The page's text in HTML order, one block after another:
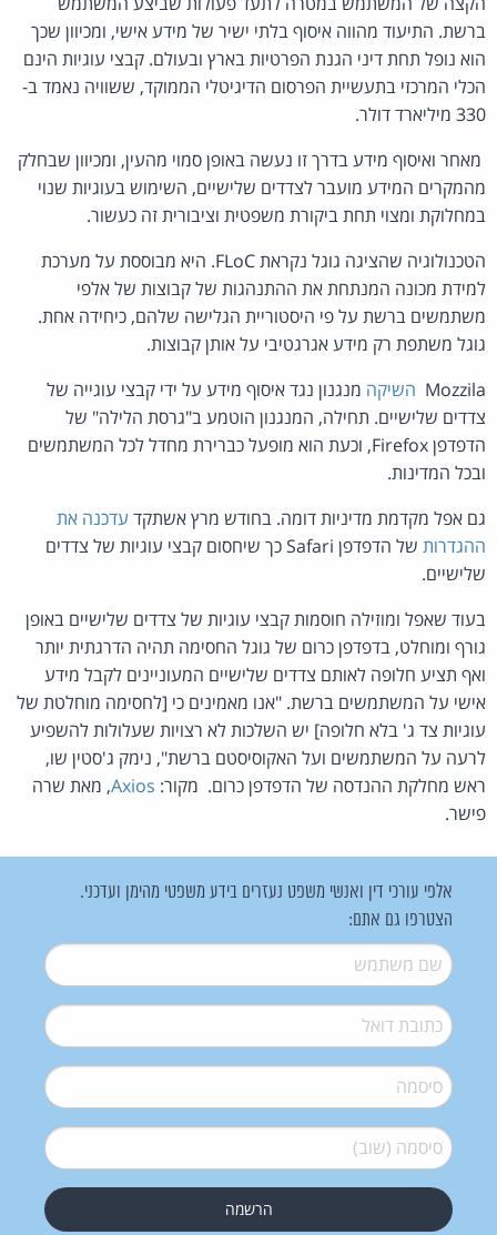
ברשת. התיעוד מהווה איסוף בלתי ישיר של מידע אישי, ומכיוון שכך
הוא נופל תחת דיני הגנת הפרטיות בארץ ובעולם. קבצי עוגיות הינם
הכלי המרכזי בתעשיית הפרסום הדיגיטלי הממוקד, ששוויה נאמד ב-
330 מיליארד דולר.
מאחר ואיסוף מידע בדרך זו נעשה באופן סמוי מהעין, ומכיוון שבחלק
מהמקרים המידע מועבר לצדדים שלישיים, השימוש בעוגיות שנוי
במחלוקת ומצוי תחת ביקורת משפטית וציבורית זה כעשור.
הטכנולוגיה שהציגה גוגל נקראת FLoC. היא מבוססת על מערכת
למידת מכונה המנתחת את ההתנהגות של קבוצות של אלפי
משתמשים ברשת על פי היסטוריית הגלישה שלהם, כיחידה אחת.
גוגל משתפת רק מידע אגרגטיבי על אותן קבוצות.
Mozzila השיקה מנגנון נגד איסוף מידע על ידי קבצי עוגייה של
צדדים שלישיים. תחילה, המנגנון הוטמע ב"גרסת הלילה" של
הדפדפן Firefox, וכעת הוא מופעל כברירת מחדל לכל המשתמשים
ובכל המדינות.
גם אפל מקדמת מדיניות דומה. בחודש מרץ אשתקד עדכנה את
ההגדרות
של הדפדפן Safari כך שיחסום קבצי עוגיות של צדדים
שלישיים.
בעוד שאפל ומוזילה חוסמות קבצי עוגיות של צדדים שלישיים באופן
גורף ומוחלט, בדפדפן כרום של גוגל החסימה תהיה הדרגתית יותר
ואף תציע חלופה לאותם צדדים שלישיים המעוניינים לקבל מידע
אישי על המשתמשים ברשת. "אנו מאמינים כי [לחסימה מוחלטת של
עוגיות צד ג' בלא חלופה] יש השלכות לא רצויות שעלולות להשפיע
לרעה על המשתמשים ועל האקוסיסטם ברשת", נימק ג'סטין שו,
ראש מחלקת ההנדסה של הדפדפן כרום. מקור: Axios, מאת שרה
פישר.
אלפי עורכי דין ואנשי משפט נעזרים בידע משפטי מהימן ועדכני.
הצטרפו גם אתם:
שם משתמש*
דואל*
סיסמה*
סיסמה (שוב)*